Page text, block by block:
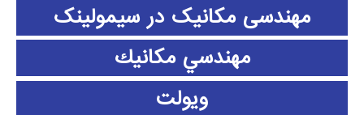
مهندسی مکانیک در سیمولینک
مهندسي مكانيك
ویولت